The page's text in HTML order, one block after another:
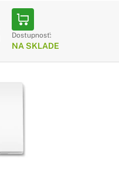
Dostupnosť:
NA SKLADE